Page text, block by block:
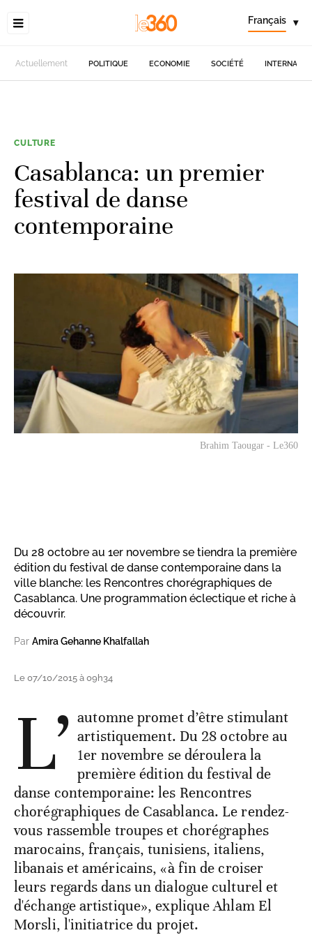
Français ▾
Actuellement POLITIQUE ECONOMIE SOCIÉTÉ
CULTURE
Casablanca: un premier
festival de danse
contemporaine
Brahim Taougar - Le360
Du 28 octobre au 1er novembre se tiendra la première
édition du festival de danse contemporaine dans la
ville blanche: les Rencontres chorégraphiques de
Casablanca. Une programmation éclectique et riche à
découvrir.
Par Amira Gehanne Khalfallah
Le 07/10/2015 à 09h34
L’ automne promet d’être stimulant
artistiquement. Du 28 octobre au
1er novembre se déroulera la
première édition du festival de
danse contemporaine: les Rencontres
chorégraphiques de Casablanca. Le rendez-
vous rassemble troupes et chorégraphes
marocains, français, tunisiens, italiens,
libanais et américains, «à fin de croiser
leurs regards dans un dialogue culturel et
d'échange artistique», explique Ahlam El
Morsli, l'initiatrice du projet.